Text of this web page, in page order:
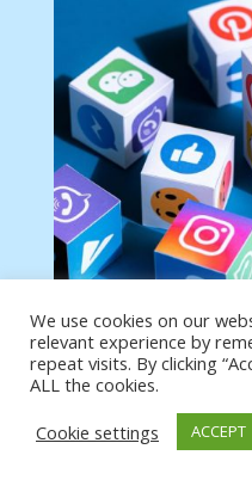
Podemos poner tu
We use cookies on our
relevant experience by
repeat visits. By clicking
ALL the cookies.
Cookie settings
ACCEPT